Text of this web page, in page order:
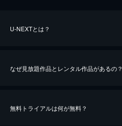
U-NEXTとは？
なぜ見放題作品とレンタル作品があるの？
無料トライアルは何が無料？